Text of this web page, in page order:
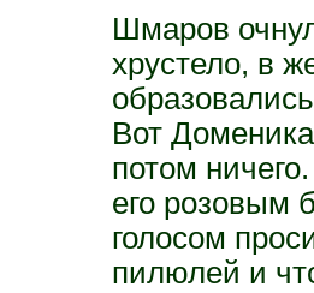
Шмаров
хрустело, в
Вот
потом
его розовым
голосом
пилюлей и